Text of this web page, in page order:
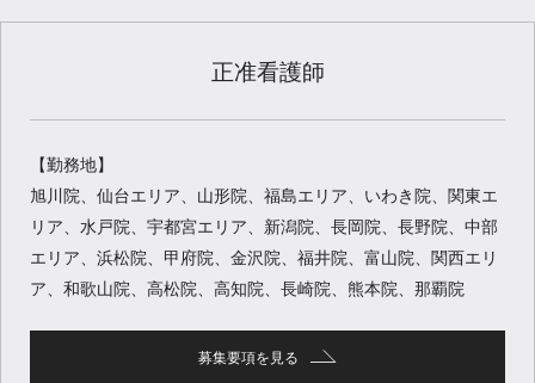
正准看護師
【勤務地】
旭川院、仙台エリア、山形院、福島エリア、いわき院、関東エ
リア、水戸院、宇都宮エリア、新潟院、長岡院、長野院、中部
エリア、浜松院、甲府院、金沢院、福井院、富山院、関西エリ
ア、和歌山院、高松院、高知院、長崎院、熊本院、那覇院
募集要項を見る